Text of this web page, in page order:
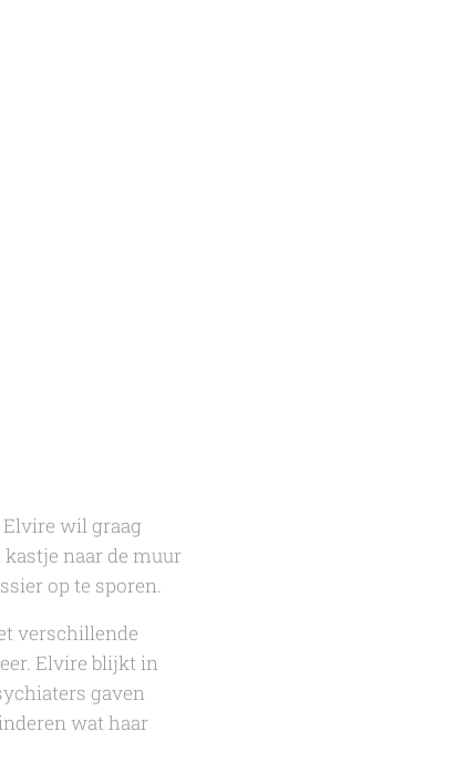
wil graag
naar de muur
op te sporen.
verschillende
Elvire blijkt in
gaven
wat haar